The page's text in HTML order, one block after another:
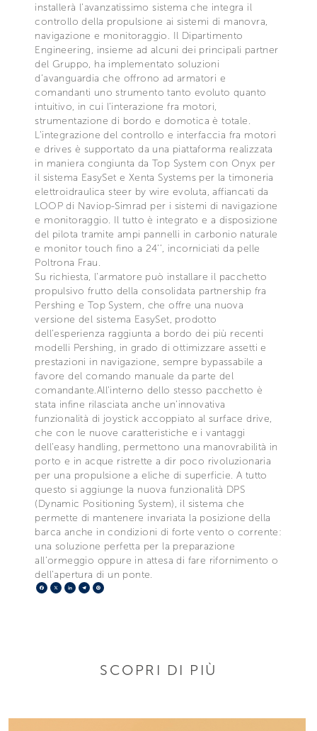
installerà l’avanzatissimo sistema che integra il
controllo della propulsione ai sistemi di manovra,
navigazione e monitoraggio. Il Dipartimento
Engineering, insieme ad alcuni dei principali partner
del Gruppo, ha implementato soluzioni
d’avanguardia che offrono ad armatori e
comandanti uno strumento tanto evoluto quanto
intuitivo, in cui l’interazione fra motori,
strumentazione di bordo e domotica è totale.
L’integrazione del controllo e interfaccia fra motori
e drives è supportato da una piattaforma realizzata
in maniera congiunta da Top System con Onyx per
il sistema EasySet e Xenta Systems per la timoneria
elettroidraulica steer by wire evoluta, affiancati da
LOOP di Naviop-Simrad per i sistemi di navigazione
e monitoraggio. Il tutto è integrato e a disposizione
del pilota tramite ampi pannelli in carbonio naturale
e monitor touch fino a 24’’, incorniciati da pelle
Poltrona Frau.
Su richiesta, l’armatore può installare il pacchetto
propulsivo frutto della consolidata partnership fra
Pershing e Top System, che offre una nuova
versione del sistema EasySet, prodotto
dell’esperienza raggiunta a bordo dei più recenti
modelli Pershing, in grado di ottimizzare assetti e
prestazioni in navigazione, sempre bypassabile a
favore del comando manuale da parte del
comandante.All’interno dello stesso pacchetto è
stata infine rilasciata anche un’innovativa
funzionalità di joystick accoppiato al surface drive,
che con le nuove caratteristiche e i vantaggi
dell’easy handling, permettono una manovrabilità in
porto e in acque ristrette a dir poco rivoluzionaria
per una propulsione a eliche di superficie. A tutto
questo si aggiunge la nuova funzionalità DPS
(Dynamic Positioning System), il sistema che
permette di mantenere invariata la posizione della
barca anche in condizioni di forte vento o corrente:
una soluzione perfetta per la preparazione
all'ormeggio oppure in attesa di fare rifornimento o
dell'apertura di un ponte.
Facebook
X LinkedIn
Telegram
SCOPRI DI PIÙ